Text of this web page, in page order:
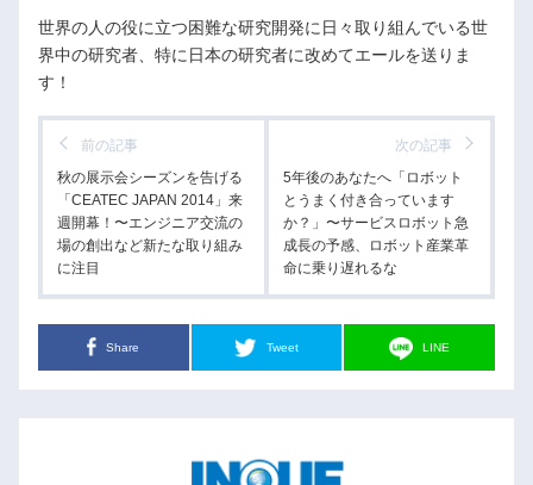
世界の人の役に立つ困難な研究開発に日々取り組んでいる世
界中の研究者、特に日本の研究者に改めてエールを送りま
す！
前の記事
秋の展示会シーズンを告げる
「CEATEC JAPAN 2014」来
週開幕！〜エンジニア交流の
場の創出など新たな取り組み
に注目
次の記事
5年後のあなたへ「ロボット
とうまく付き合っています
か？」〜サービスロボット急
成長の予感、ロボット産業革
命に乗り遅れるな
Share Tweet LINE